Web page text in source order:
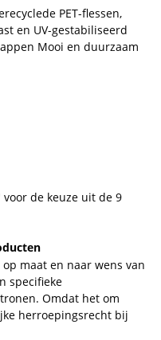
PET-flessen,
en UV-gestabiliseerd
Mooi en duurzaam
de keuze uit de 9
maat en naar wens van
specifieke
Omdat het om
herroepingsrecht bij